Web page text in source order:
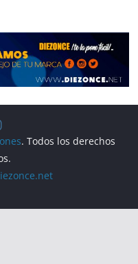
. Todos los derechos